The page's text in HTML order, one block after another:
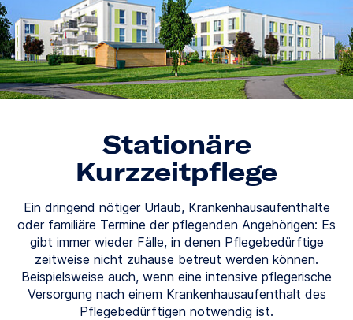
Stationäre
Kurzzeitpflege
Ein dringend nötiger Urlaub, Krankenhausaufenthalte
oder familiäre Termine der pflegenden Angehörigen: Es
gibt immer wieder Fälle, in denen Pflegebedürftige
zeitweise nicht zuhause betreut werden können.
Beispielsweise auch, wenn eine intensive pflegerische
Versorgung nach einem Krankenhausaufenthalt des
Pflegebedürftigen notwendig ist.